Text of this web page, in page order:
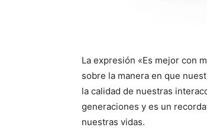
La expresión «Es mejor con
sobre la manera en que
la calidad de nuestras
generaciones y es un
nuestras vidas.